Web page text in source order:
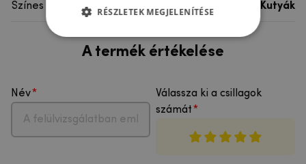
Színes motívum
Kutyák
A termék értékelése
Név
Válassza ki a csillagok
számát
RÉSZLETEK MEGJELENÍTÉSE